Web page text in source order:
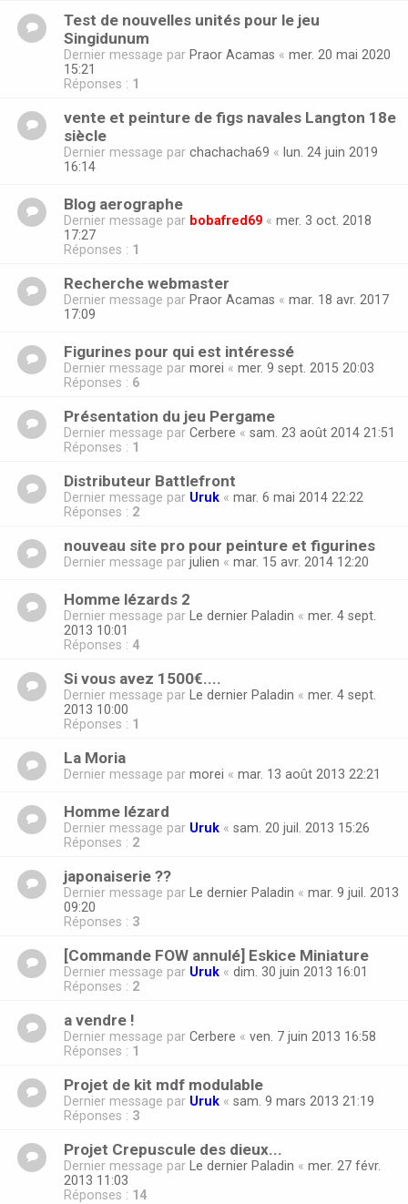
Test de nouvelles unités pour le jeu
Singidunum
Dernier message par Praor Acamas « mer. 20 mai 2020
15:21
Réponses : 1
vente et peinture de figs navales Langton 18e
siècle
Dernier message par chachacha69 « lun. 24 juin 2019
16:14
Blog aerographe
Dernier message par bobafred69 « mer. 3 oct. 2018
17:27
Réponses : 1
Recherche webmaster
Dernier message par Praor Acamas « mar. 18 avr. 2017
17:09
Figurines pour qui est intéressé
Dernier message par morei « mer. 9 sept. 2015 20:03
Réponses : 6
Présentation du jeu Pergame
Dernier message par Cerbere « sam. 23 août 2014 21:51
Réponses : 1
Distributeur Battlefront
Dernier message par Uruk « mar. 6 mai 2014 22:22
Réponses : 2
nouveau site pro pour peinture et figurines
Dernier message par julien « mar. 15 avr. 2014 12:20
Homme lézards 2
Dernier message par Le dernier Paladin « mer. 4 sept.
2013 10:01
Réponses : 4
Si vous avez 1500€....
Dernier message par Le dernier Paladin « mer. 4 sept.
2013 10:00
Réponses : 1
La Moria
Dernier message par morei « mar. 13 août 2013 22:21
Homme lézard
Dernier message par Uruk « sam. 20 juil. 2013 15:26
Réponses : 2
japonaiserie ??
Dernier message par Le dernier Paladin « mar. 9 juil. 2013
09:20
Réponses : 3
[Commande FOW annulé] Eskice Miniature
Dernier message par Uruk « dim. 30 juin 2013 16:01
Réponses : 2
a vendre !
Dernier message par Cerbere « ven. 7 juin 2013 16:58
Réponses : 1
Projet de kit mdf modulable
Dernier message par Uruk « sam. 9 mars 2013 21:19
Réponses : 3
Projet Crepuscule des dieux...
Dernier message par Le dernier Paladin « mer. 27 févr.
2013 11:03
Réponses : 14